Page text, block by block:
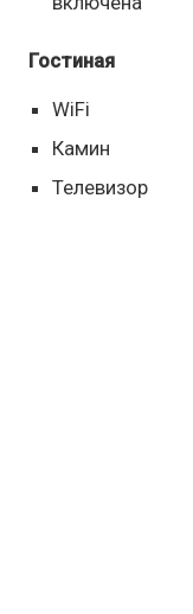
Гостиная
WiFi
Камин
Телевизор